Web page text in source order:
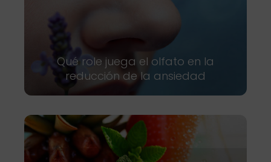
Qué role juega el olfato en la
reducción de la ansiedad